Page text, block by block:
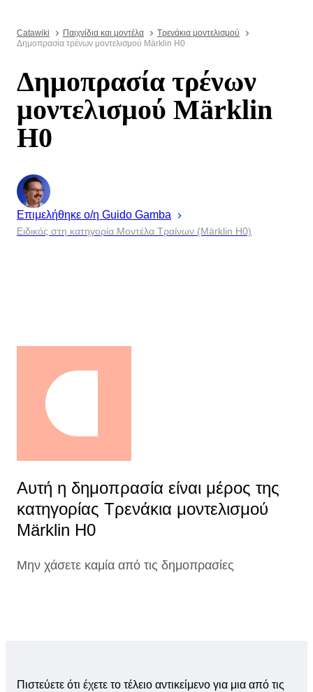
Catawiki Παιχνίδια και μοντέλα
Τρενάκια μοντελισμού
Δημοπρασία τρένων μοντελισμού Märklin H0
Δημοπρασία τρένων
μοντελισμού Märklin
H0
Επιμελήθηκε ο/η Guido Gamba
Ειδικός στη κατηγορία Μοντέλα Τραίνων (Märklin H0)
Αυτή η δημοπρασία είναι μέρος της
κατηγορίας Τρενάκια μοντελισμού
Märklin H0
Μην χάσετε καμία από τις δημοπρασίες
Πιστεύετε ότι έχετε το τέλειο αντικείμενο για μια από τις